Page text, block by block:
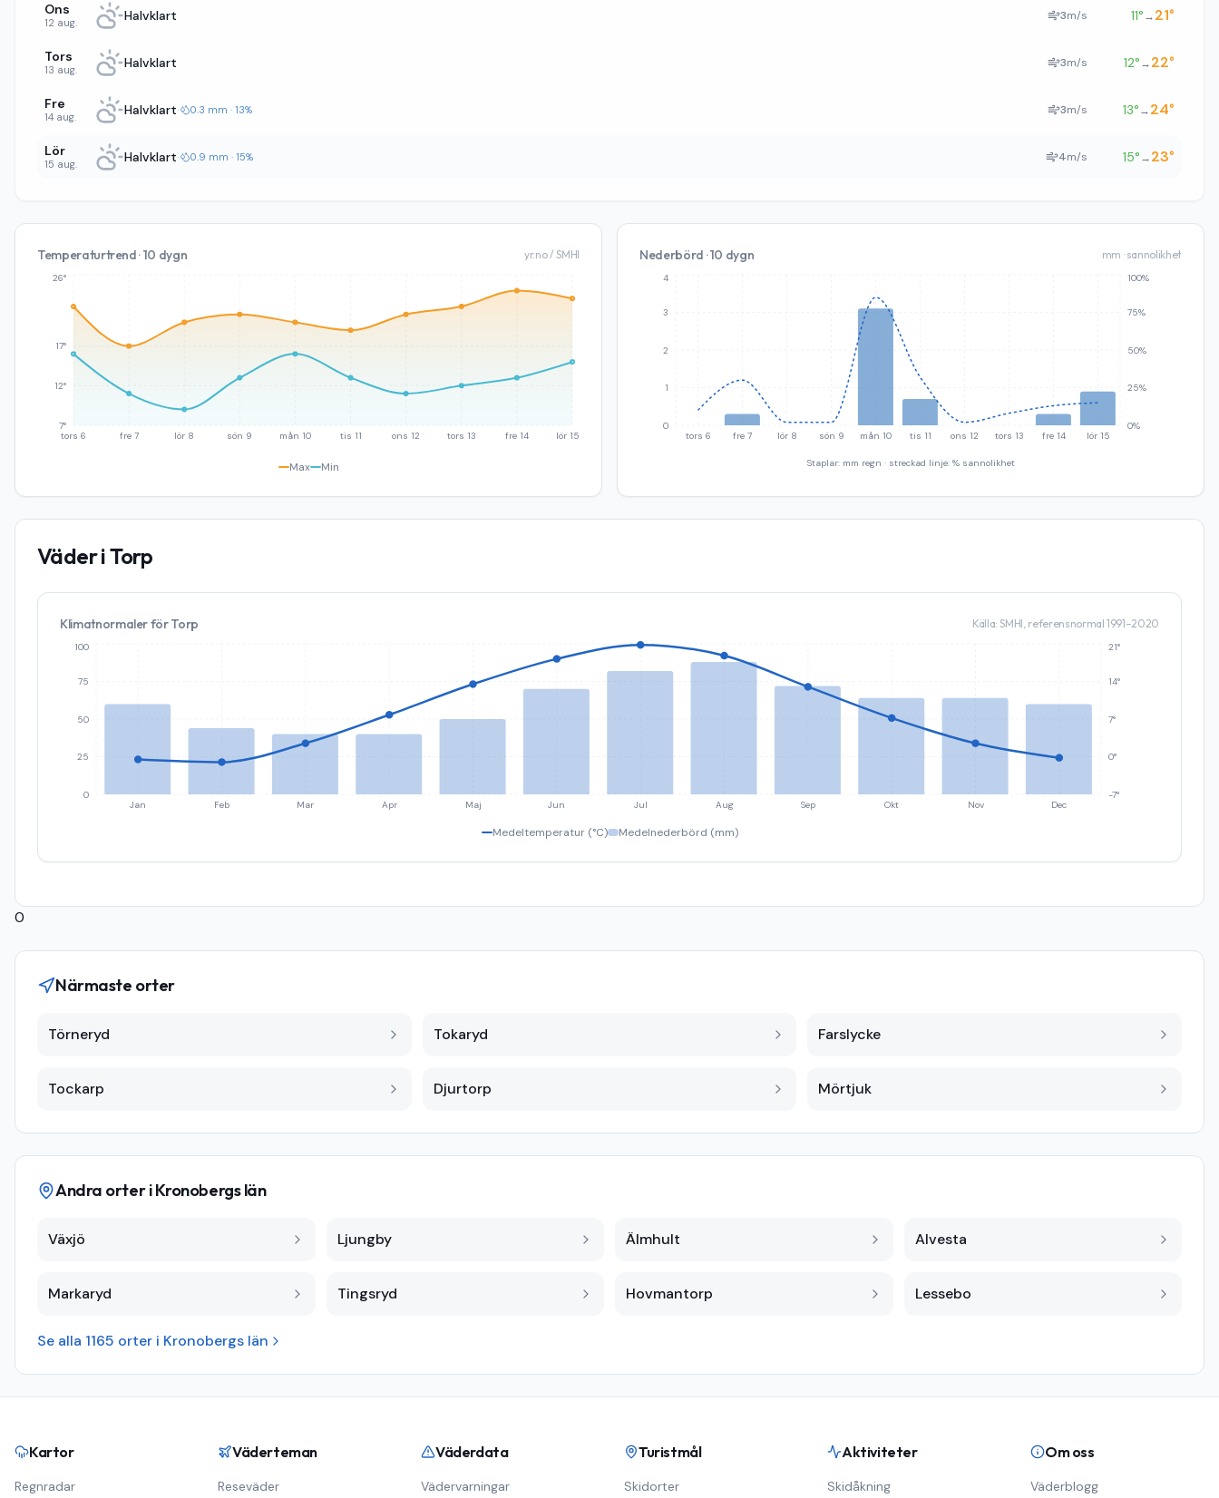
Ons
12 aug. Halvklart 3m/s 11°→21°
Tors
13 aug. Halvklart 3m/s 12°→22°
Fre
14 aug. Halvklart· 0.3 mm · 13% 3m/s 13°→24°
Lör
15 aug. Halvklart· 0.9 mm · 15% 4m/s 15°→23°
Temperaturtrend · 10 dygn yr.no / SMHI
tors 6 fre 7 lör 8 sön 9 mån 10 tis 11 ons 12 tors 13 fre 14 lör 15
7°
12°
17°
26°
Max Min
Nederbörd · 10 dygn mm · sannolikhet
tors 6 fre 7 lör 8 sön 9 mån 10 tis 11 ons 12 tors 13 fre 14 lör 15
0
1
2
3
4
0%
25%
50%
75%
100%
Staplar: mm regn · streckad linje: % sannolikhet
Väder iTorp
Klimatnormaler förTorp Källa: SMHI, referensnormal 1991–2020
Jan Feb Mar Apr Maj Jun Jul Aug Sep Okt Nov Dec
0
25
50
75
100
-7°
0°
7°
14°
21°
Medeltemperatur (°C) Medelnederbörd (mm)
0
Närmaste orter
Törneryd Tokaryd Farslycke
Tockarp Djurtorp Mörtjuk
Andra orter iKronobergs län
Växjö Ljungby Älmhult Alvesta
Markaryd Tingsryd Hovmantorp Lessebo
Se alla 1165 orter i Kronobergs län
Kartor
Regnradar
Väderteman
Reseväder
Väderdata
Vädervarningar
Turistmål
Skidorter
Aktiviteter
Skidåkning
Om oss
Väderblogg